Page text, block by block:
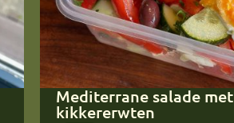
Mediterrane salade met
kikkererwten